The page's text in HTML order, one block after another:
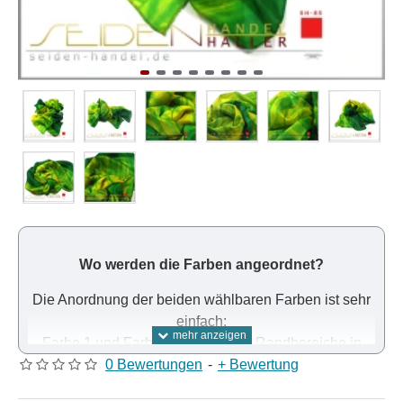
Wo werden die Farben angeordnet?
Die Anordnung der beiden wählbaren Farben ist sehr
einfach:
Farbe 1 und Farbe 2 belegen die Randbereiche in
Laufrichtung des Stoffes. Dazwischen bilden die
0 Bewertungen - + Bewertung